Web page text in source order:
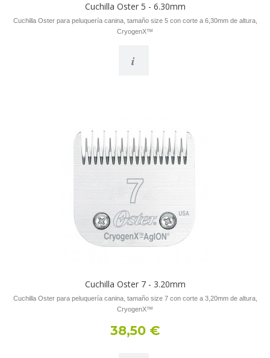
Cuchilla Oster 5 - 6.30mm
Cuchilla Oster para peluquería canina, tamaño size 5 con corte a 6,30mm de altura,
CryogenX™
i
Cuchilla Oster 7 - 3.20mm
Cuchilla Oster para peluquería canina, tamaño size 7 con corte a 3,20mm de altura,
CryogenX™
38,50 €